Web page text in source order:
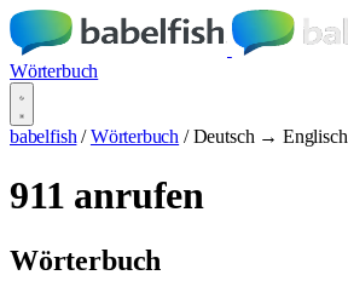
Wörterbuch
babelfish / Wörterbuch / Deutsch → Englisch
911 anrufen
Wörterbuch